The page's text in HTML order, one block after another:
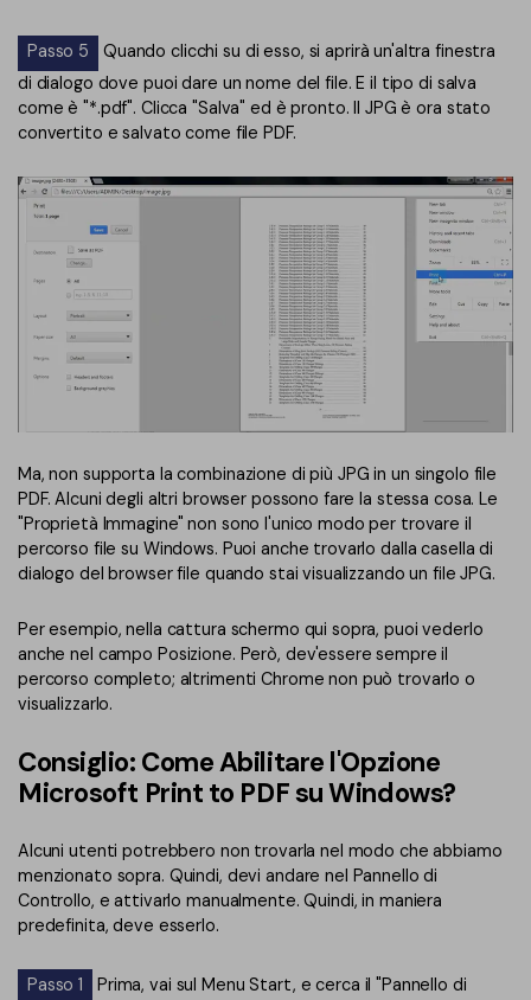
Passo 5
Quando clicchi su di esso, si aprirà un'altra finestra
di dialogo dove puoi dare un nome del file. E il tipo di salva
come è "*.pdf". Clicca "Salva" ed è pronto. Il JPG è ora stato
convertito e salvato come file PDF.
Ma, non supporta la combinazione di più JPG in un singolo file
PDF. Alcuni degli altri browser possono fare la stessa cosa. Le
"Proprietà Immagine" non sono l'unico modo per trovare il
percorso file su Windows. Puoi anche trovarlo dalla casella di
dialogo del browser file quando stai visualizzando un file JPG.
Per esempio, nella cattura schermo qui sopra, puoi vederlo
anche nel campo Posizione. Però, dev'essere sempre il
percorso completo; altrimenti Chrome non può trovarlo o
visualizzarlo.
Consiglio: Come Abilitare l'Opzione
Microsoft Print to PDF su Windows?
Alcuni utenti potrebbero non trovarla nel modo che abbiamo
menzionato sopra. Quindi, devi andare nel Pannello di
Controllo, e attivarlo manualmente. Quindi, in maniera
predefinita, deve esserlo.
Passo 1
Prima, vai sul Menu Start, e cerca il "Pannello di